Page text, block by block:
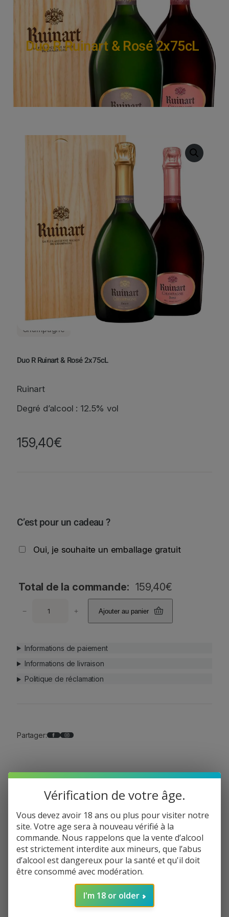
Duo R Ruinart & Rosé 2x75cL
Champagne
Duo R Ruinart & Rosé 2x75cL
Ruinart
Degré d’alcool : 12.5% vol
159,40€
C’est pour un cadeau ?
Oui, je souhaite un emballage gratuit
Total de la commande: 159,40€
t
i
é
o
u
r
t
&
R
o
s
− + Ajouter au panier
Informations de paiement
Informations de livraison
Politique de réclamation
Partager: Facebook Instagram
Description
Coffret en bois contenant une bouteille de
champagne Ruinart brut et une bouteille de
champagne Ruinart rosé
Ruinart brut:
Ce champagne est le fruit de l’assemblage du
pinot noir, du chardonnay et du meunier
Vérification de votre âge.
Vous devez avoir 18 ans ou plus pour visiter notre
site. Votre age sera à nouveau vérifié à la
commande. Nous rappelons que la vente d’alcool
est strictement interdite aux mineurs, que l’abus
d’alcool est dangereux pour la santé et qu'il doit
être consommé avec modération.
I'm 18 or older